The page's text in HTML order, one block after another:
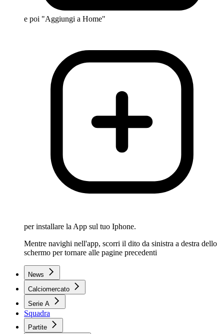
e poi "Aggiungi a Home"
per installare la App sul tuo Iphone.
Mentre navighi nell'app, scorri il dito da sinistra a destra dello
schermo per tornare alle pagine precedenti
News
Calciomercato
Serie A
Squadra
Partite